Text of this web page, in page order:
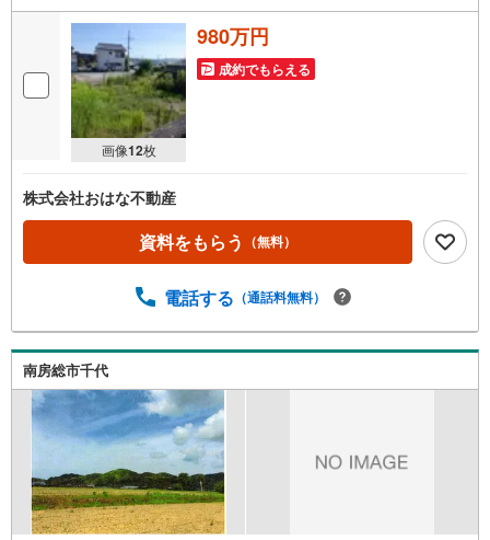
画像12枚
980万円
成約でもらえる
株式会社おはな不動産
資料をもらう （無料）
電話する （通話料無料）
南房総市千代